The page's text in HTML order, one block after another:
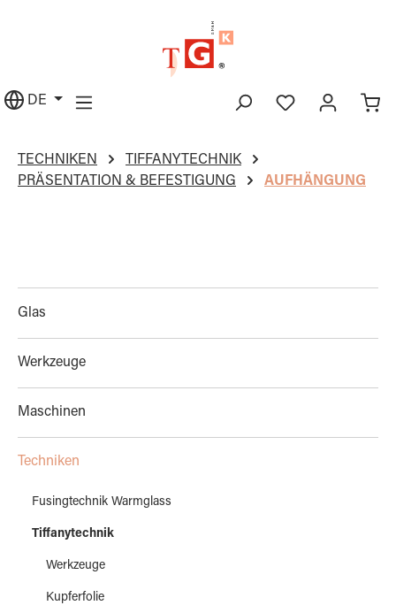
DE
TECHNIKEN
TIFFANYTECHNIK
PRÄSENTATION & BEFESTIGUNG
AUFHÄNGUNG
Glas
Werkzeuge
Maschinen
Techniken
Fusingtechnik Warmglass
Tiffanytechnik
Werkzeuge
Kupferfolie